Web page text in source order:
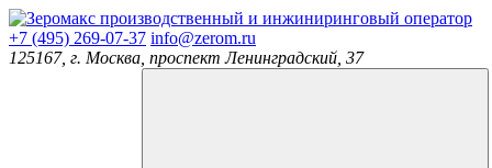
производственный и инжиниринговый оператор
+7 (495) 269-07-37 info@zerom.ru
125167, г. Москва, проспект Ленинградский, 37